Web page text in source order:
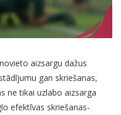
aizsargu dažus
gan skriešanas,
ne tikai uzlabo aizsarga
efektīvas skriešanas-